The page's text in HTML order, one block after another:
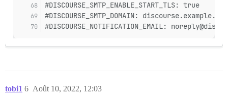
#DISCOURSE_SMTP_ENABLE_START_TLS:
#DISCOURSE_SMTP_DOMAIN:
#DISCOURSE_NOTIFICATION_EMAIL:
tobi1 Août 10, 2022, 12:03
6